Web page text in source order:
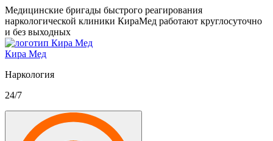
Медицинские бригады быстрого реагирования
наркологической клиники КираМед работают круглосуточно
и без выходных
Кира Мед
Наркология
24/7